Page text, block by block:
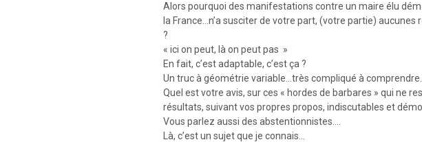
Alors pourquoi des manifestations contre un maire élu
la France…n’a susciter de votre part, (votre partie) aucunes
?
« ici on peut, là on peut pas »
En fait, c’est adaptable, c’est ça ?
Un truc à géométrie variable…très compliqué à
Quel est votre avis, sur ces « hordes de barbares » qui ne
résultats, suivant vos propres propos, indiscutables et
Vous parlez aussi des abstentionnistes….
Là, c’est un sujet que je connais…